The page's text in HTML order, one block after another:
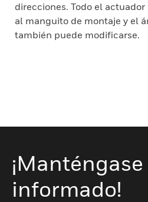
direcciones. Todo el
al manguito de montaje y el
también puede modificarse.
¡Manténgase
informado!